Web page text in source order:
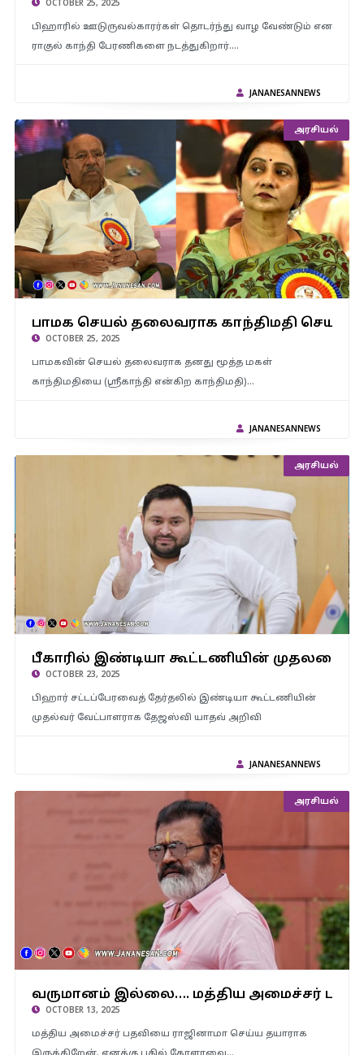
OCTOBER 25, 2025
பிஹாரில் ஊடுருவல்காரர்கள் தொடர்ந்து வாழ வேண்டும் என
ராகுல் காந்தி பேரணிகளை நடத்துகிறார்.…
JANANESANNEWS
பாமக செயல் தலைவராக காந்திமதி செயல்படுவார் – பாமக
நிறுவனர் ராமதாஸ் அறிவிப்பு..!
அரசியல்
பாமக செயல் தலைவராக காந்திமதி
OCTOBER 25, 2025
பாமகவின் செயல் தலைவராக தனது மூத்த மகள்
காந்திமதியை (ஸ்ரீகாந்தி என்கிற காந்திமதி)…
JANANESANNEWS
பீகாரில் இண்டியா கூட்டணியின் முதலமைச்சர் வேட்பாளராக
தேஜஸ்வி யாதவ் தேர்வு..!
அரசியல்
பீகாரில் இண்டியா கூட்டணியின்
OCTOBER 23, 2025
பிஹார் சட்டப்பேரவைத் தேர்தலில் இண்டியா கூட்டணியின்
முதல்வர் வேட்பாளராக தேஜஸ்வி யாதவ் அறிவி
JANANESANNEWS
வருமானம் இல்லை…. மத்திய அமைச்சர் பதவியை ராஜினாமா
செய்வதாக அறிவித்த நடிகர் சுரேஷ் கோபி..!
அரசியல்
வருமானம் இல்லை…. மத்திய அமைச்சர்
OCTOBER 13, 2025
மத்திய அமைச்சர் பதவியை ராஜினாமா செய்ய தயாராக